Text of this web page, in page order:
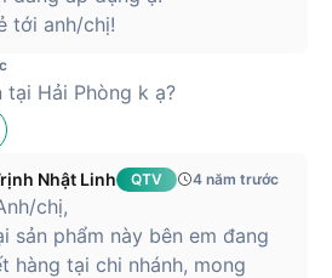
tới anh/chị!
tại Hải Phòng k ạ?
Nhật Linh QTV 4 năm trước
chị,
sản phẩm này bên em đang
hàng tại chi nhánh, mong